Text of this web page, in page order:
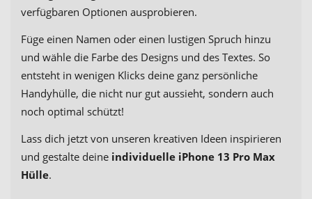
verfügbaren Optionen ausprobieren.
Füge einen Namen oder einen lustigen Spruch hinzu
und wähle die Farbe des Designs und des Textes. So
entsteht in wenigen Klicks deine ganz persönliche
Handyhülle, die nicht nur gut aussieht, sondern auch
noch optimal schützt!
Lass dich jetzt von unseren kreativen Ideen inspirieren
und gestalte deine individuelle iPhone 13 Pro Max
Hülle.